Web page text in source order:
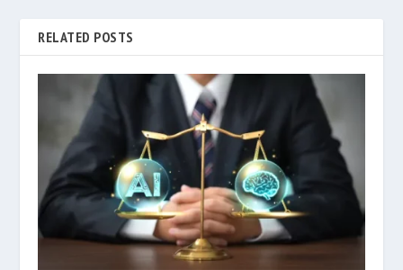
RELATED POSTS